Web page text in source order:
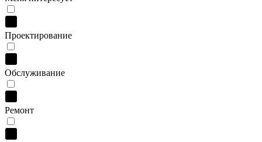
Проектирование
Обслуживание
Ремонт